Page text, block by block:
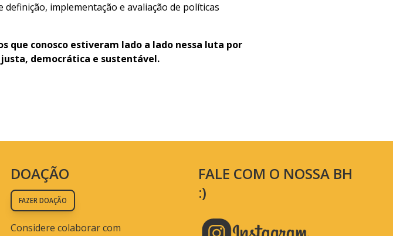
implementação e avaliação de políticas
que conosco estiveram lado a lado nessa luta por
democrática e sustentável.
DOAÇÃO
FAZER DOAÇÃO
Considere colaborar com
FALE COM O NOSSA BH
:)